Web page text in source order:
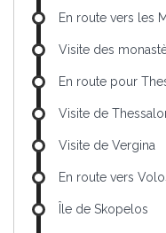
En route vers les
Visite des
En route pour
Visite de
Visite de Vergina
En route vers
Île de Skopelos